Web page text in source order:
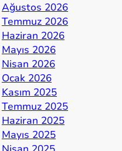
Ağustos 2026
Temmuz 2026
Haziran 2026
Mayıs 2026
Nisan 2026
Ocak 2026
Kasım 2025
Temmuz 2025
Haziran 2025
Mayıs 2025